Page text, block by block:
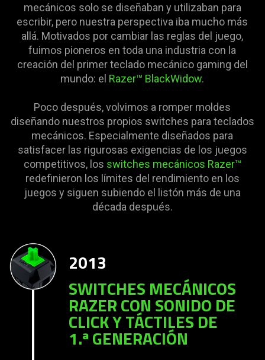
mecánicos solo se diseñaban y utilizaban para
escribir, pero nuestra perspectiva iba mucho más
allá. Motivados por cambiar las reglas del juego,
fuimos pioneros en toda una industria con la
creación del primer teclado mecánico gaming del
mundo: el Razer™ BlackWidow.
Poco después, volvimos a romper moldes
diseñando nuestros propios switches para teclados
mecánicos. Especialmente diseñados para
satisfacer las rigurosas exigencias de los juegos
competitivos, los switches mecánicos Razer™
redefinieron los límites del rendimiento en los
juegos y siguen subiendo el listón más de una
década después.
2013
SWITCHES MECÁNICOS
RAZER CON SONIDO DE
CLICK Y TÁCTILES DE
1.ª GENERACIÓN